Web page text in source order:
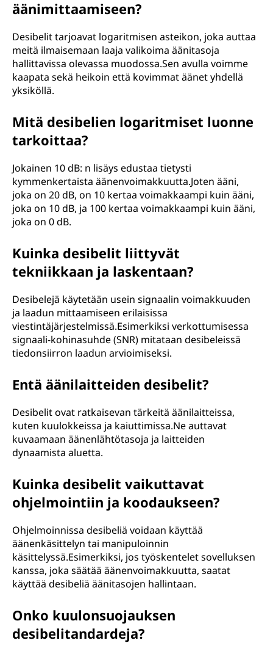
äänimittaamiseen?
Desibelit tarjoavat logaritmisen asteikon, joka auttaa
meitä ilmaisemaan laaja valikoima äänitasoja
hallittavissa olevassa muodossa.Sen avulla voimme
kaapata sekä heikoin että kovimmat äänet yhdellä
yksiköllä.
Mitä desibelien logaritmiset luonne
tarkoittaa?
Jokainen 10 dB: n lisäys edustaa tietysti
kymmenkertaista äänenvoimakkuutta.Joten ääni,
joka on 20 dB, on 10 kertaa voimakkaampi kuin ääni,
joka on 10 dB, ja 100 kertaa voimakkaampi kuin ääni,
joka on 0 dB.
Kuinka desibelit liittyvät
tekniikkaan ja laskentaan?
Desibelejä käytetään usein signaalin voimakkuuden
ja laadun mittaamiseen erilaisissa
viestintäjärjestelmissä.Esimerkiksi verkottumisessa
signaali-kohinasuhde (SNR) mitataan desibeleissä
tiedonsiirron laadun arvioimiseksi.
Entä äänilaitteiden desibelit?
Desibelit ovat ratkaisevan tärkeitä äänilaitteissa,
kuten kuulokkeissa ja kaiuttimissa.Ne auttavat
kuvaamaan äänenlähtötasoja ja laitteiden
dynaamista aluetta.
Kuinka desibelit vaikuttavat
ohjelmointiin ja koodaukseen?
Ohjelmoinnissa desibeliä voidaan käyttää
äänenkäsittelyn tai manipuloinnin
käsittelyssä.Esimerkiksi, jos työskentelet sovelluksen
kanssa, joka säätää äänenvoimakkuutta, saatat
käyttää desibeliä äänitasojen hallintaan.
Onko kuulonsuojauksen
desibelitandardeja?